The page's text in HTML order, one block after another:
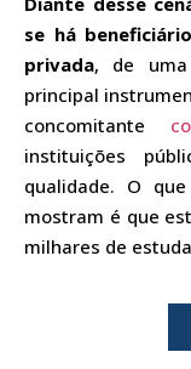
se há
privada, de uma
principal
concomitante
instituições
qualidade. O
mostram é que
milhares de